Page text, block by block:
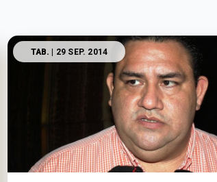
TAB. | 29 SEP. 2014